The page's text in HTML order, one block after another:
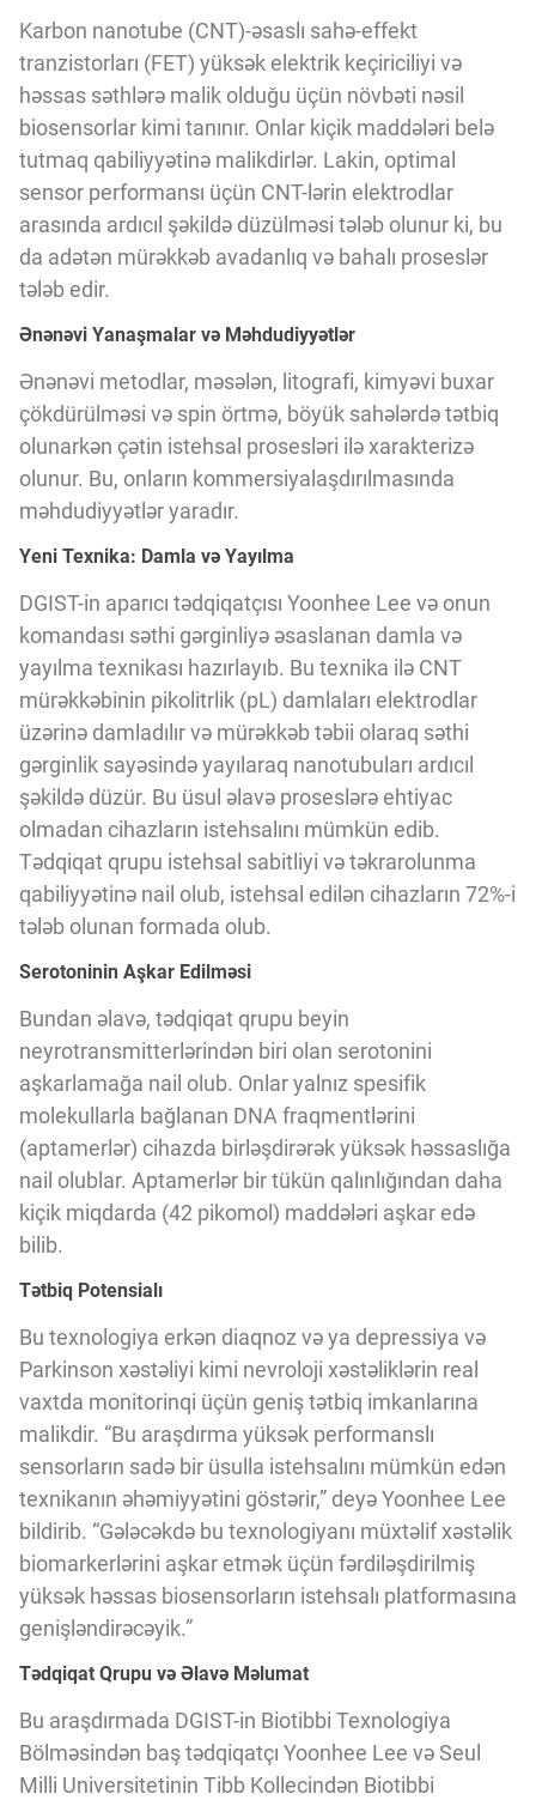
Haqqımızda
Vizyoner Baxışı
Innovasiya Bələdçisi
Gələcəyin Təhlili
Podkastlar
Karbon nanotube (CNT)-əsaslı sahə-effekt
tranzistorları (FET) yüksək elektrik keçiriciliyi və
həssas səthlərə malik olduğu üçün növbəti nəsil
biosensorlar kimi tanınır. Onlar kiçik maddələri belə
tutmaq qabiliyyətinə malikdirlər. Lakin, optimal
sensor performansı üçün CNT-lərin elektrodlar
arasında ardıcıl şəkildə düzülməsi tələb olunur ki, bu
da adətən mürəkkəb avadanlıq və bahalı proseslər
tələb edir.
Ənənəvi Yanaşmalar və Məhdudiyyətlər
Ənənəvi metodlar, məsələn, litografi, kimyəvi buxar
çökdürülməsi və spin örtmə, böyük sahələrdə tətbiq
olunarkən çətin istehsal prosesləri ilə xarakterizə
olunur. Bu, onların kommersiyalaşdırılmasında
məhdudiyyətlər yaradır.
Yeni Texnika: Damla və Yayılma
DGIST-in aparıcı tədqiqatçısı Yoonhee Lee və onun
komandası səthi gərginliyə əsaslanan damla və
yayılma texnikası hazırlayıb. Bu texnika ilə CNT
mürəkkəbinin pikolitrlik (pL) damlaları elektrodlar
üzərinə damladılır və mürəkkəb təbii olaraq səthi
gərginlik sayəsində yayılaraq nanotubuları ardıcıl
şəkildə düzür. Bu üsul əlavə proseslərə ehtiyac
olmadan cihazların istehsalını mümkün edib.
Tədqiqat qrupu istehsal sabitliyi və təkrarolunma
qabiliyyətinə nail olub, istehsal edilən cihazların 72%-i
tələb olunan formada olub.
Serotoninin Aşkar Edilməsi
Bundan əlavə, tədqiqat qrupu beyin
neyrotransmitterlərindən biri olan serotonini
aşkarlamağa nail olub. Onlar yalnız spesifik
molekullarla bağlanan DNA fraqmentlərini
(aptamerlər) cihazda birləşdirərək yüksək həssaslığa
nail olublar. Aptamerlər bir tükün qalınlığından daha
kiçik miqdarda (42 pikomol) maddələri aşkar edə
bilib.
Tətbiq Potensialı
Bu texnologiya erkən diaqnoz və ya depressiya və
Parkinson xəstəliyi kimi nevroloji xəstəliklərin real
vaxtda monitorinqi üçün geniş tətbiq imkanlarına
malikdir. “Bu araşdırma yüksək performanslı
sensorların sadə bir üsulla istehsalını mümkün edən
texnikanın əhəmiyyətini göstərir,” deyə Yoonhee Lee
bildirib. “Gələcəkdə bu texnologiyanı müxtəlif xəstəlik
biomarkerlərini aşkar etmək üçün fərdiləşdirilmiş
yüksək həssas biosensorların istehsalı platformasına
genişləndirəcəyik.”
Tədqiqat Qrupu və Əlavə Məlumat
Bu araşdırmada DGIST-in Biotibbi Texnologiya
Bölməsindən baş tədqiqatçı Yoonhee Lee və Seul
Milli Universitetinin Tibb Kollecindən Biotibbi